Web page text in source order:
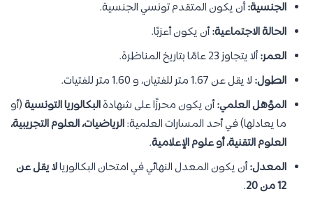
الجنسية:أن يكون المتقدم تونسي الجنسية.
الحالة الاجتماعية:أن يكون أعزبًا.
العمر:ألا يتجاوز 23 عامًا بتاريخ المناظرة.
الطول: لا يقل عن 1.67 متر للفتيان، و 1.60 متر للفتيات.
المؤهل العلمي:أن يكون محرزًا على شهادةالبكالوريا التونسية(أو
ما يعادلها) في أحد المسارات العلمية:الرياضيات، العلوم التجريبية،
العلوم التقنية، أو علوم الإعلامية.
المعدل:أن يكون المعدل النهائي في امتحان البكالوريالا يقل عن
12 من 20
.